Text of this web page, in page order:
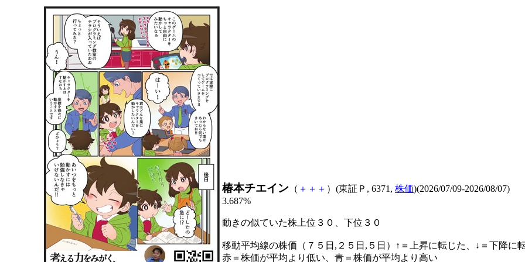
椿本チエイン （ ＋ ＋ ＋ ）(東証Ｐ, 6371, 株価)(2026/07/09-2026/08/07)
3.687%
動きの似ていた株上位３０、下位３０
移動平均線の株価（７５日,２５日,５日）↑＝上昇に転じた、↓＝下降に
赤＝株価が平均より低い、青＝株価が平均より高い